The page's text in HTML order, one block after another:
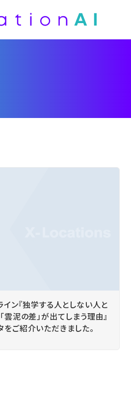
イン『独学する人としない人と
雲泥の差」が出てしまう理由』
ご紹介いただきました。